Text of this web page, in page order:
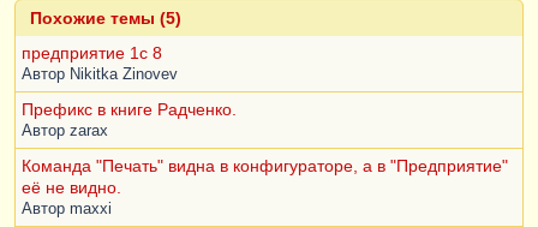
Похожие темы (5)
предприятие 1с 8
Автор Nikitka Zinovev
Префикс в книге Радченко.
Автор zarax
Команда "Печать" видна в конфигураторе, а в "Предприятие"
её не видно.
Автор maxxi